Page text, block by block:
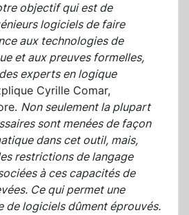
objectif qui est de
logiciels de faire
aux technologies de
et aux preuves formelles,
experts en logique
Cyrille Comar,
Non seulement la plupart
sont menées de façon
dans cet outil, mais,
restrictions de langage
à ces capacités de
Ce qui permet une
de logiciels dûment éprouvés.